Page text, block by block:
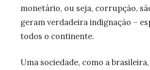
monetário, ou seja, corrupção,
geram verdadeira indignação –
todos o continente.
Uma sociedade, como a